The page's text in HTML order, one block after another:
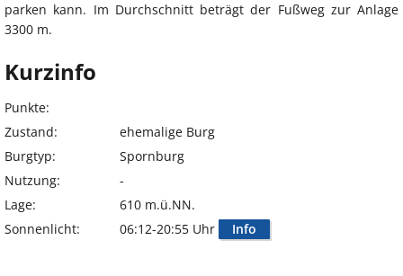
parken kann. Im Durchschnitt beträgt der Fußweg zur Anlage
3300 m.
Kurzinfo
Punkte:
Zustand:
ehemalige Burg
Burgtyp:
Spornburg
Nutzung:
-
Lage:
610 m.ü.NN.
Sonnenlicht:
06:12-20:55 Uhr Info